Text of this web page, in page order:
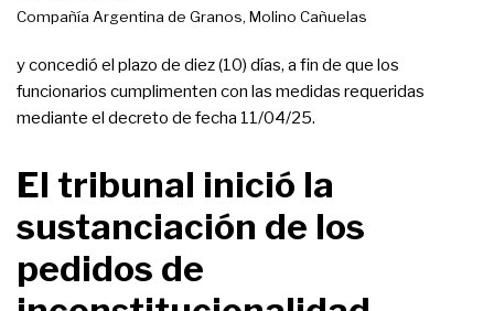
Compañía Argentina de Granos, Molino Cañuelas
y concedió el plazo de diez (10) días, a fin de que los
funcionarios cumplimenten con las medidas requeridas
mediante el decreto de fecha 11/04/25.
El tribunal inició la
sustanciación de los
pedidos de